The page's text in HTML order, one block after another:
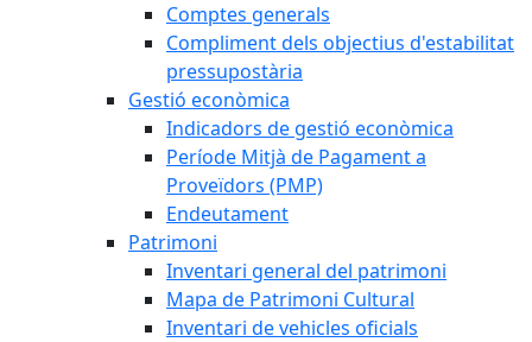
Comptes generals
Compliment dels objectius d'estabilitat
pressupostària
Gestió econòmica
Indicadors de gestió econòmica
Període Mitjà de Pagament a
Proveïdors (PMP)
Endeutament
Patrimoni
Inventari general del patrimoni
Mapa de Patrimoni Cultural
Inventari de vehicles oficials